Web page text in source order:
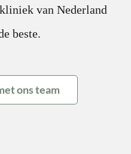
van Nederland
beste.
ons team